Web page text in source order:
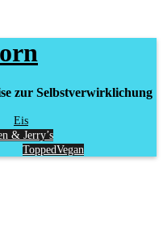
zur Selbstverwirklichung
Eis
& Jerry’s
ToppedVegan